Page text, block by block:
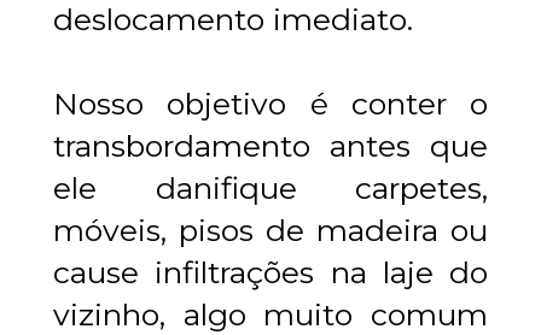
deslocamento imediato.
Nosso objetivo é conter o
transbordamento antes que
ele danifique carpetes,
móveis, pisos de madeira ou
cause infiltrações na laje do
vizinho, algo muito comum